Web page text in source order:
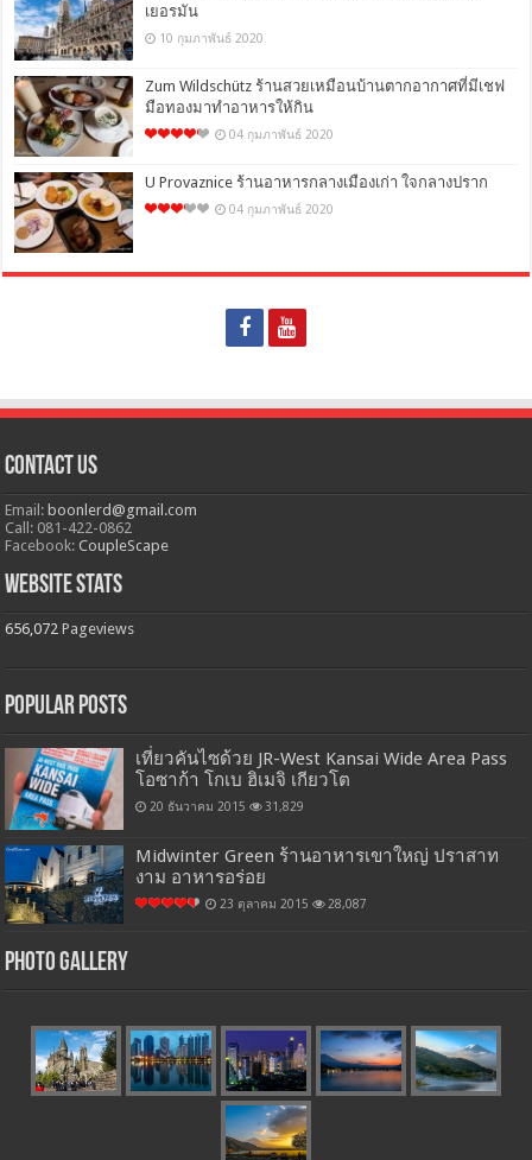
เยอรมัน
10 กุมภาพันธ์ 2020
Zum Wildschütz ร้านสวยเหมือนบ้านตากอากาศที่มีเชฟ
มือทองมาทำอาหารให้กิน
04 กุมภาพันธ์ 2020
U Provaznice ร้านอาหารกลางเมืองเก่า ใจกลางปราก
04 กุมภาพันธ์ 2020
Contact Us
Email: boonlerd@gmail.com
Call: 081-422-0862
Facebook:CoupleScape
Website Stats
656,072 Pageviews
Popular Posts
เที่ยวคันไซด้วย JR-West Kansai Wide Area Pass
โอซาก้า โกเบ ฮิเมจิ เกียวโต
20 ธันวาคม 2015 31,829
Midwinter Green ร้านอาหารเขาใหญ่ ปราสาท
งาม อาหารอร่อย
23 ตุลาคม 2015 28,087
Photo Gallery